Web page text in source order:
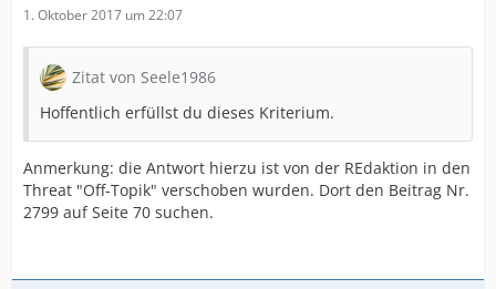
1. Oktober 2017 um 22:07
Zitat von Seele1986
Hoffentlich erfüllst du dieses Kriterium.
Anmerkung: die Antwort hierzu ist von der REdaktion in den
Threat "Off-Topik" verschoben wurden. Dort den Beitrag Nr.
2799 auf Seite 70 suchen.